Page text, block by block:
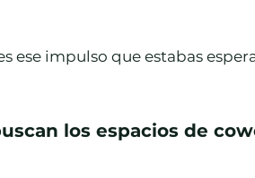
ese impulso que estabas
los espacios de